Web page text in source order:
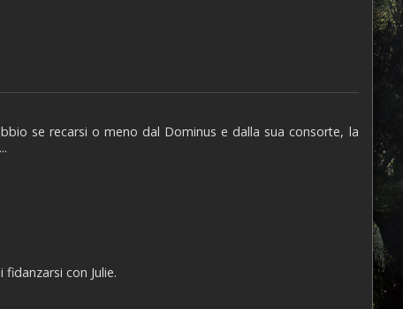
se recarsi o meno dal Dominus e dalla sua consorte, la
con Julie.